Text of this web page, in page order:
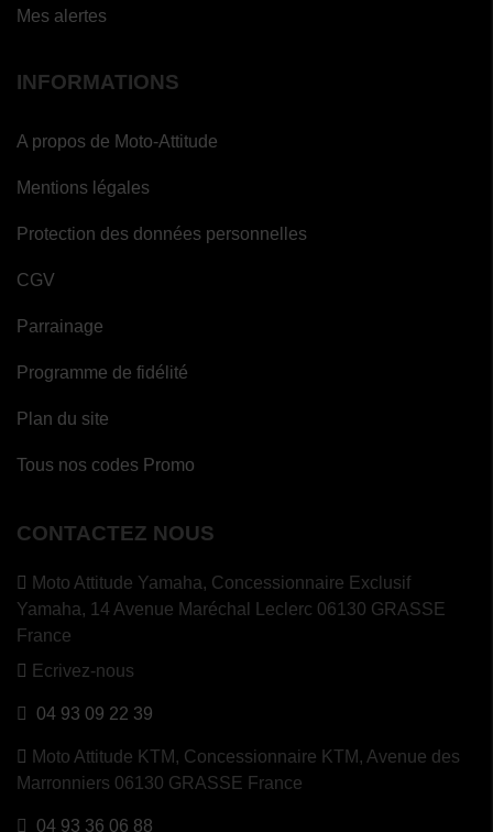
Mes alertes
INFORMATIONS
A propos de Moto-Attitude
Mentions légales
Protection des données personnelles
CGV
Parrainage
Programme de fidélité
Plan du site
Tous nos codes Promo
CONTACTEZ NOUS
Moto Attitude Yamaha, Concessionnaire Exclusif
Yamaha, 14 Avenue Maréchal Leclerc 06130 GRASSE
France
Ecrivez-nous
04 93 09 22 39
Moto Attitude KTM, Concessionnaire KTM, Avenue des
Marronniers 06130 GRASSE France
04 93 36 06 88